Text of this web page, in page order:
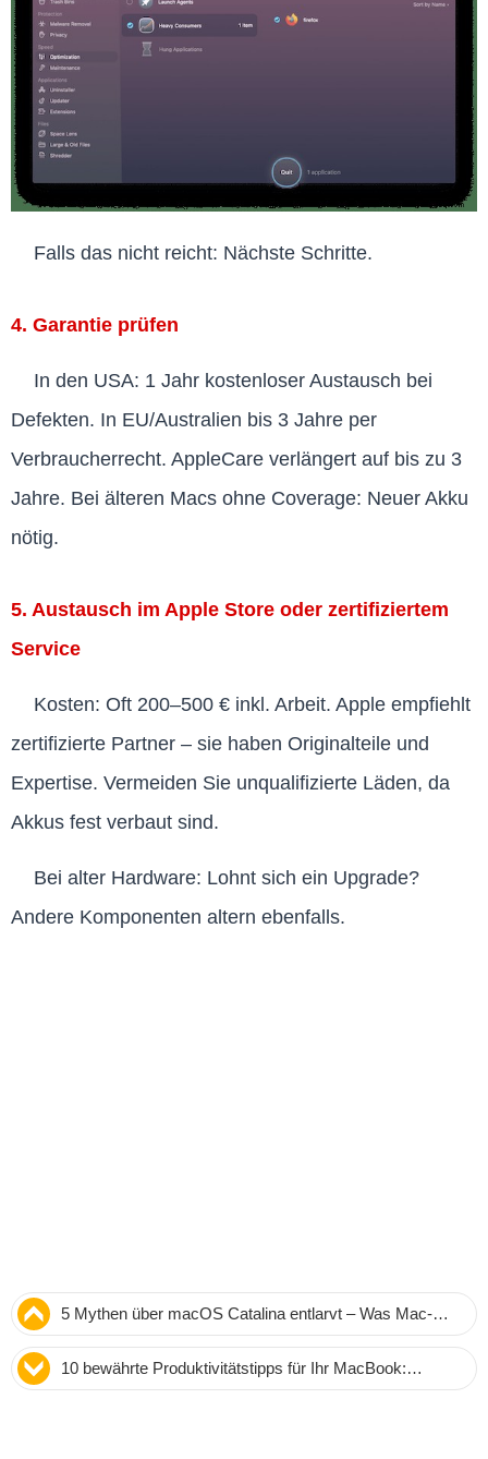
Falls das nicht reicht: Nächste Schritte.
4. Garantie prüfen
In den USA: 1 Jahr kostenloser Austausch bei
Defekten. In EU/Australien bis 3 Jahre per
Verbraucherrecht. AppleCare verlängert auf bis zu 3
Jahre. Bei älteren Macs ohne Coverage: Neuer Akku
nötig.
5. Austausch im Apple Store oder zertifiziertem
Service
Kosten: Oft 200–500 € inkl. Arbeit. Apple empfiehlt
zertifizierte Partner – sie haben Originalteile und
Expertise. Vermeiden Sie unqualifizierte Läden, da
Akkus fest verbaut sind.
Bei alter Hardware: Lohnt sich ein Upgrade?
Andere Komponenten altern ebenfalls.
5 Mythen über macOS Catalina entlarvt – Was Mac-
Nutzer wirklich wissen müssen
10 bewährte Produktivitätstipps für Ihr MacBook:
Arbeiten Sie effizienter